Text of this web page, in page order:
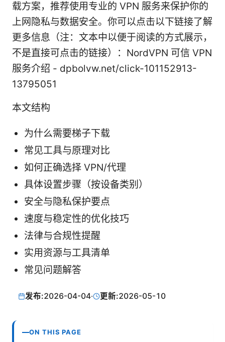
载方案，推荐使用专业的 VPN 服务来保护你的
上网隐私与数据安全。你可以点击以下链接了解
更多信息（注：文本中以便于阅读的方式展示，
不是直接可点击的链接）：NordVPN 可信 VPN
服务介绍 - dpbolvw.net/click-101152913-
13795051
本文结构
为什么需要梯子下载
常见工具与原理对比
如何正确选择 VPN/代理
具体设置步骤（按设备类别）
安全与隐私保护要点
速度与稳定性的优化技巧
法律与合规性提醒
实用资源与工具清单
常见问题解答
发布:2026-04-04· 更新:2026-05-10
ON THIS PAGE